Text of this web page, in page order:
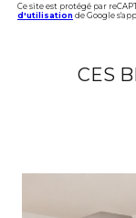
Ce site est protégé par
d'utilisation de Google
CES